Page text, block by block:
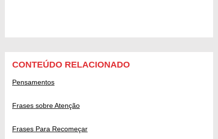
CONTEÚDO RELACIONADO
Pensamentos
Frases sobre Atenção
Frases Para Recomeçar